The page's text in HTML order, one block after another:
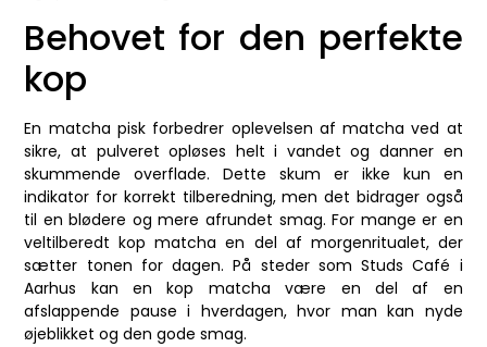
Behovet for den perfekte
kop
En matcha pisk forbedrer oplevelsen af matcha ved at
sikre, at pulveret opløses helt i vandet og danner en
skummende overflade. Dette skum er ikke kun en
indikator for korrekt tilberedning, men det bidrager også
til en blødere og mere afrundet smag. For mange er en
veltilberedt kop matcha en del af morgenritualet, der
sætter tonen for dagen. På steder som Studs Café i
Aarhus kan en kop matcha være en del af en
afslappende pause i hverdagen, hvor man kan nyde
øjeblikket og den gode smag.